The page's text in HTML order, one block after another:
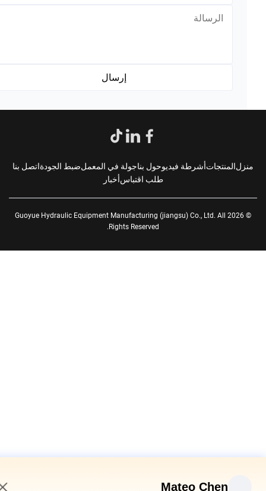
المنتجاتأشرطة فيديو حول بناجولة في المعملضبط الجودةاتصل بنا
طلب اقتباسأخبار
© 2026 Guoyue Hydraulic Equipment Manufacturing (jiangsu) Co., Ltd. All
Rights Reserved.
Mateo Chen